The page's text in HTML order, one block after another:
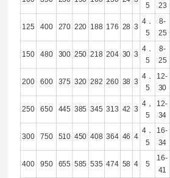
5 23
125 400 270 220 188 176 28 3
4．
5
8-
25
150 480 300 250 218 204 30 3
4．
5
8-
25
200 600 375 320 282 260 38 3
4．
5
12-
30
250 650 445 385 345 313 42 3
4，
5
12-
34
300 750 510 450 408 364 46 4
4．
5
16-
34
400 950 655 585 535 474 58 4 5
16-
41